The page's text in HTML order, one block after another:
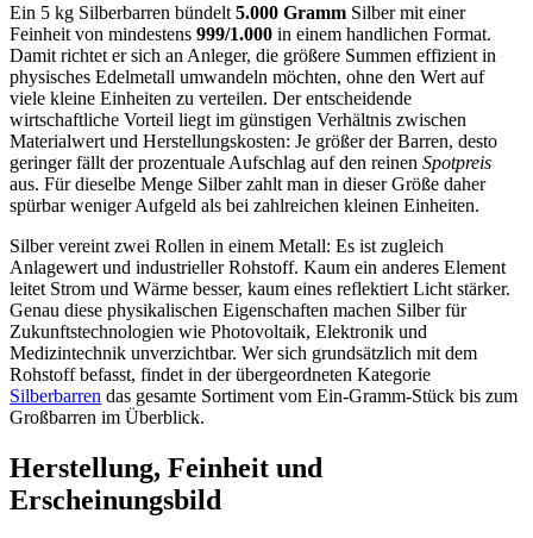
Ein 5 kg Silberbarren bündelt 5.000 Gramm Silber mit einer
Feinheit von mindestens 999/1.000 in einem handlichen Format.
Damit richtet er sich an Anleger, die größere Summen effizient in
physisches Edelmetall umwandeln möchten, ohne den Wert auf
viele kleine Einheiten zu verteilen. Der entscheidende
wirtschaftliche Vorteil liegt im günstigen Verhältnis zwischen
Materialwert und Herstellungskosten: Je größer der Barren, desto
geringer fällt der prozentuale Aufschlag auf den reinen Spotpreis
aus. Für dieselbe Menge Silber zahlt man in dieser Größe daher
spürbar weniger Aufgeld als bei zahlreichen kleinen Einheiten.
Silber vereint zwei Rollen in einem Metall: Es ist zugleich
Anlagewert und industrieller Rohstoff. Kaum ein anderes Element
leitet Strom und Wärme besser, kaum eines reflektiert Licht stärker.
Genau diese physikalischen Eigenschaften machen Silber für
Zukunftstechnologien wie Photovoltaik, Elektronik und
Medizintechnik unverzichtbar. Wer sich grundsätzlich mit dem
Rohstoff befasst, findet in der übergeordneten Kategorie
Silberbarren das gesamte Sortiment vom Ein-Gramm-Stück bis zum
Großbarren im Überblick.
Herstellung, Feinheit und
Erscheinungsbild